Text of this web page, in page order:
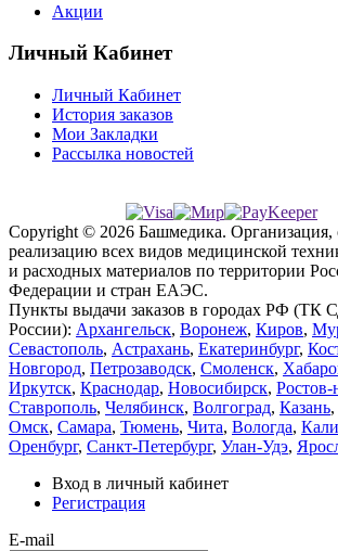
Акции
Личный Кабинет
Личный Кабинет
История заказов
Мои Закладки
Рассылка новостей
Copyright © 2026 Башмедика.
реализацию всех видов медицинской
и расходных материалов по территории
Федерации и стран ЕАЭС.
Пункты выдачи заказов в городах РФ (ТК
России): Архангельск, Воронеж, Киров,
Севастополь, Астрахань, Екатеринбург,
Новгород, Петрозаводск, Смоленск,
Иркутск, Краснодар, Новосибирск,
Ставрополь, Челябинск, Волгоград, Казань,
Омск, Самара, Тюмень, Чита, Вологда,
Оренбург, Санкт-Петербург, Улан-Удэ,
Вход в личный кабинет
Регистрация
E-mail